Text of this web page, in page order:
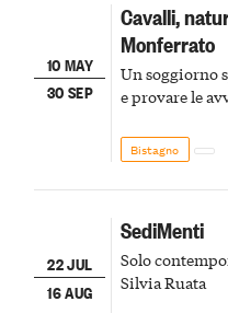
10 MAY
30 SEP
Cavalli,
Monferrato
Un soggiorno
e provare le
Bistagno
22 JUL
16 AUG
SediMenti
Solo
Silvia Ruata